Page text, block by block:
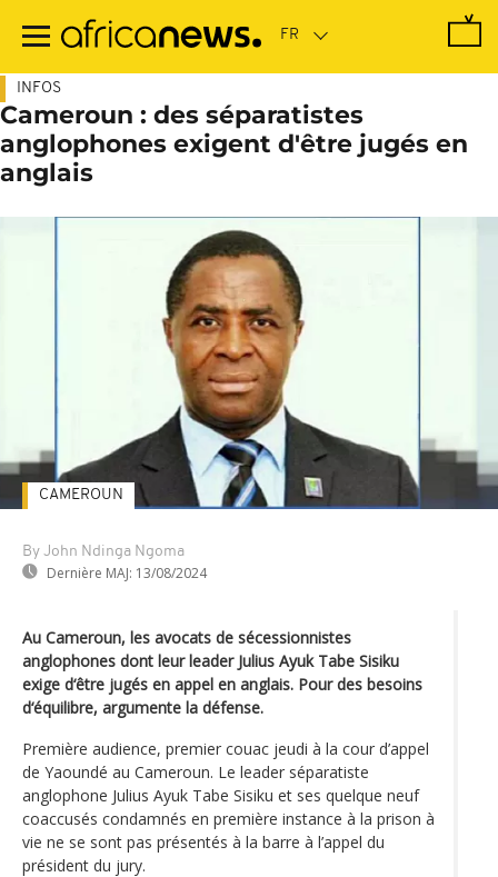
contenu
INFOS
Cameroun : des séparatistes
anglophones exigent d'être jugés en
anglais
By John Ndinga Ngoma
Dernière MAJ: 13/08/2024
CAMEROUN
Au Cameroun, les avocats de sécessionnistes
anglophones dont leur leader Julius Ayuk Tabe Sisiku
exige d‘être jugés en appel en anglais. Pour des besoins
d‘équilibre, argumente la défense.
Première audience, premier couac jeudi à la cour d’appel
de Yaoundé au Cameroun. Le leader séparatiste
anglophone Julius Ayuk Tabe Sisiku et ses quelque neuf
coaccusés condamnés en première instance à la prison à
vie ne se sont pas présentés à la barre à l’appel du
président du jury.